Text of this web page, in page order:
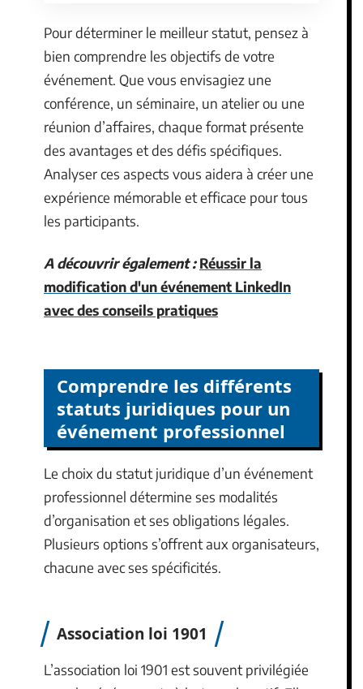
Pour déterminer le meilleur statut, pensez à
bien comprendre les objectifs de votre
événement. Que vous envisagiez une
conférence, un séminaire, un atelier ou une
réunion d’affaires, chaque format présente
des avantages et des défis spécifiques.
Analyser ces aspects vous aidera à créer une
expérience mémorable et efficace pour tous
les participants.
A découvrir également : Réussir la
modification d'un événement LinkedIn
avec des conseils pratiques
Comprendre les différents
statuts juridiques pour un
événement professionnel
Le choix du statut juridique d’un événement
professionnel détermine ses modalités
d’organisation et ses obligations légales.
Plusieurs options s’offrent aux organisateurs,
chacune avec ses spécificités.
Association loi 1901
L’association loi 1901 est souvent privilégiée